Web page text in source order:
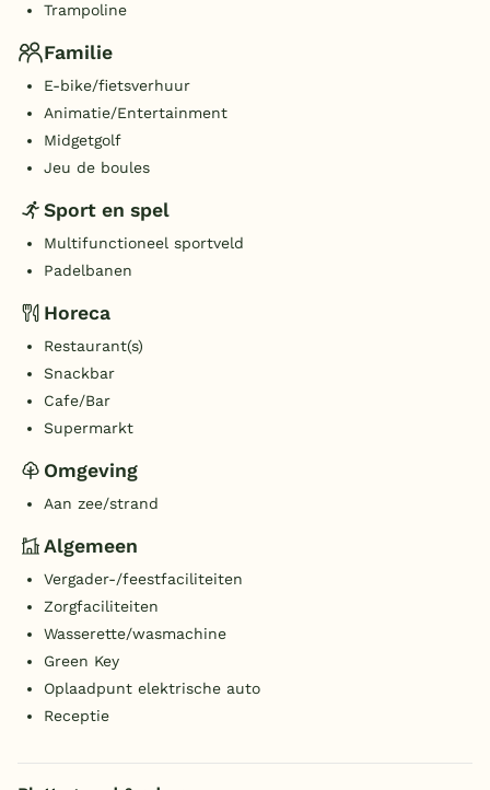
Trampoline
Familie
E-bike/fietsverhuur
Animatie/Entertainment
Midgetgolf
Jeu de boules
Sport en spel
Multifunctioneel sportveld
Padelbanen
Horeca
Restaurant(s)
Snackbar
Cafe/Bar
Supermarkt
Omgeving
Aan zee/strand
Algemeen
Vergader-/feestfaciliteiten
Zorgfaciliteiten
Wasserette/wasmachine
Green Key
Oplaadpunt elektrische auto
Receptie